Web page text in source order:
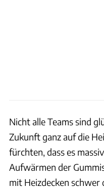
Nicht alle Teams sind
Zukunft ganz auf die
fürchten, dass es
Aufwärmen der
mit Heizdecken schwer